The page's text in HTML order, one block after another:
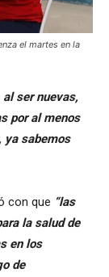
el martes en la
al ser nuevas,
por al menos
ya sabemos
con que “las
la salud de
en los
de